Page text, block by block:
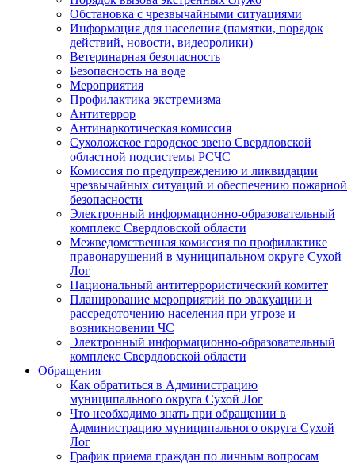
Обстановка с чрезвычайными ситуациями
Информация для населения (памятки, порядок
действий, новости, видеоролики)
Ветеринарная безопасность
Безопасность на воде
Мероприятия
Профилактика экстремизма
Антитеррор
Антинаркотическая комиссия
Сухоложское городское звено Свердловской
областной подсистемы РСЧС
Комиссия по предупреждению и ликвидации
чрезвычайных ситуаций и обеспечению пожарной
безопасности
Электронный информационно-образовательный
комплекс Cвердловской области
Межведомственная комиссия по профилактике
правонарушений в муниципальном округе Сухой
Лог
Национальный антитеррористический комитет
Планирование мероприятий по эвакуации и
рассредоточению населения при угрозе и
возникновении ЧС
Электронный информационно-образовательный
комплекс Свердловской области
Обращения
Как обратиться в Администрацию
муниципального округа Сухой Лог
Что необходимо знать при обращении в
Администрацию муниципального округа Сухой
Лог
График приема граждан по личным вопросам